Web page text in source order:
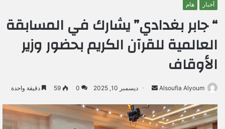
أخبار هام
“ جابر بغدادي” يشارك في المسابقة
العالمية للقرآن الكريم بحضور وزير
الأوقاف
Alsoufia Alyoum
ل
ديسمبر 10, 2025 0
59 دقيقة واحدة